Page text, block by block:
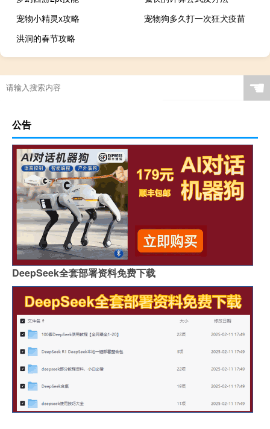
宠物小精灵x攻略
宠物狗多久打一次狂犬疫苗
洪洞的春节攻略
☚
公告
DeepSeek全套部署资料免费下载